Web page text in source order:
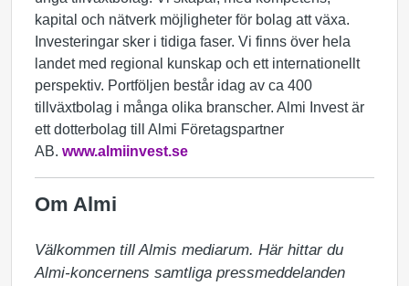
kapital och nätverk möjligheter för bolag att växa.
Investeringar sker i tidiga faser. Vi finns över hela
landet med regional kunskap och ett internationellt
perspektiv. Portföljen består idag av ca 400
tillväxtbolag i många olika branscher. Almi Invest är
ett dotterbolag till Almi Företagspartner
AB. www.almiinvest.se
Om Almi
Välkommen till Almis mediarum. Här hittar du
Almi-koncernens samtliga pressmeddelanden